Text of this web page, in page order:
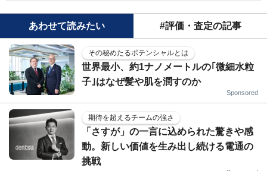
あわせて読みたい #評価・査定の記事
その秘めたるポテンシャルとは
世界最小、約1ナノメートルの｢微細水粒
子｣はなぜ髪や肌を潤すのか
Sponsored
期待を超えるチームの強さ
「さすが」の一言に込められた驚きや感
動。新しい価値を生み出し続ける電通の
挑戦